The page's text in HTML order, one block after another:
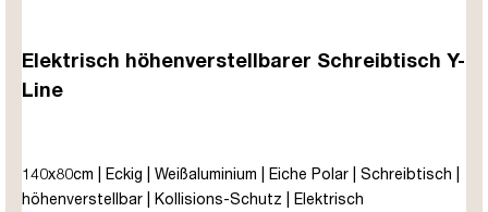
Elektrisch höhenverstellbarer Schreibtisch Y-
Line
140x80cm | Eckig | Weißaluminium | Eiche Polar | Schreibtisch |
höhenverstellbar | Kollisions-Schutz | Elektrisch